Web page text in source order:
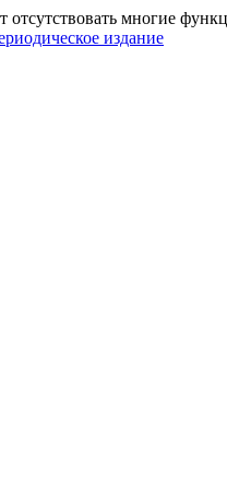
отсутствовать многие